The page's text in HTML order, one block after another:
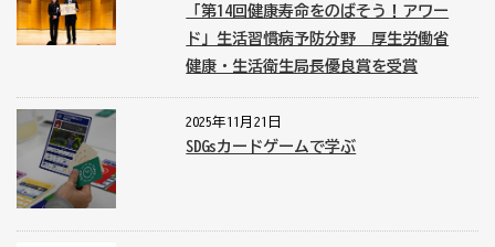
「第14回健康寿命をのばそう！アワー
ド」生活習慣病予防分野 厚生労働省
健康・生活衛生局長優良賞を受賞
2025年11月21日
SDGsカードゲームで学ぶ